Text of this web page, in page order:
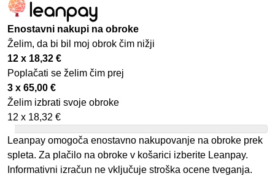
Enostavni nakupi na obroke
Želim, da bi bil moj obrok čim nižji
12 x 18,32 €
Poplačati se želim čim prej
3 x 65,00 €
Želim izbrati svoje obroke
12 x 18,32 €
Leanpay omogoča enostavno nakupovanje na obroke prek
spleta. Za plačilo na obroke v košarici izberite Leanpay.
Informativni izračun ne vključuje stroška ocene tveganja.